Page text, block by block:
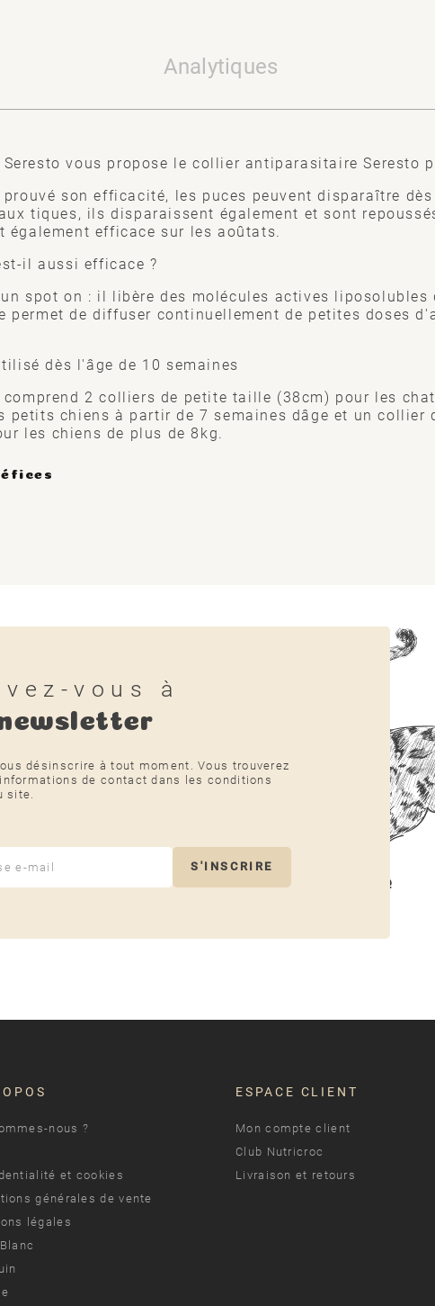
Analytiques
vous propose le collier antiparasitaire Seresto
son efficacité, les puces peuvent disparaître
tiques, ils disparaissent également et sont
également efficace sur les aoûtats.
il aussi efficace ?
spot on : il libère des molécules actives
permet de diffuser continuellement de petites doses
dès l'âge de 10 semaines
comprend 2 colliers de petite taille (38cm) pour les
petits chiens à partir de 7 semaines dâge et un collier
les chiens de plus de 8kg.
vous à
désinscrire à tout moment. Vous trouverez
de contact dans les conditions
site.
S'INSCRIRE
nous ?
et cookies
générales de vente
légales
ESPACE CLIENT
Mon compte client
Club Nutricroc
Livraison et retours